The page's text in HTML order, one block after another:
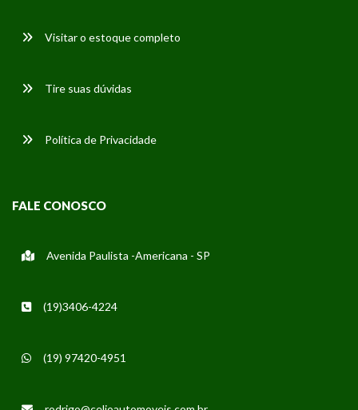
Visitar o estoque completo
Tire suas dúvidas
Política de Privacidade
FALE CONOSCO
Avenida Paulista -Americana - SP
(19)3406-4224
(19) 97420-4951